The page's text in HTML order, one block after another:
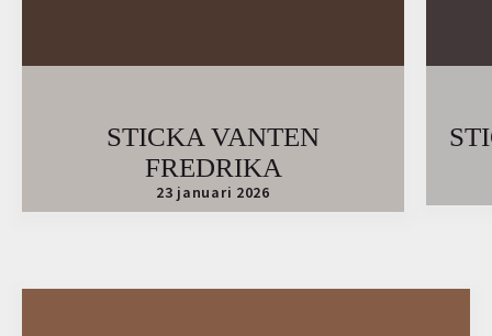
STICKA VANTEN
FREDRIKA
23 januari 2026